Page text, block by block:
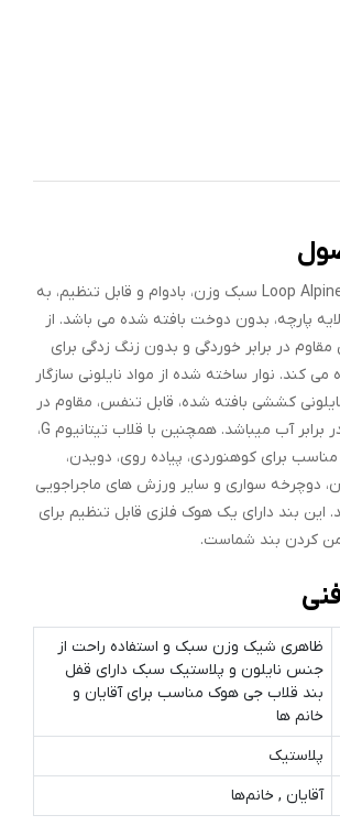
بند گلستیک مدل Loop Alpine سبک وزن، بادوام و قابل تنظیم، به
پارچه، بدون دوخت بافته شده می باشد. از
مقاوم در برابر خوردگی و بدون زنگ زدگی برای
می کند. نوار ساخته شده از مواد نایلونی سازگار
کششی بافته شده، قابل تنفس، مقاوم در
برابر عرق و مقاوم در برابر آب میباشد. همچنین با قلاب تیتانیوم G،
برای کوهنوردی، پیاده روی، دویدن،
دوچرخه سواری و سایر ورزش های ماجراجویی
این بند دارای یک هوک فلزی قابل تنظیم برای
کردن بند شماست.
ظاهری شیک وزن سبک و استفاده راحت از
جنس نایلون و پلاستیک سبک دارای قفل
بند قلاب جی هوک مناسب برای آقایان و
خانم ها
پلاستیک
آقایان , خانم‌ها